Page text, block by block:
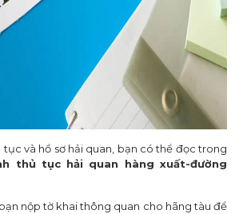
và hồ sơ hải quan, bạn có thể đọc trong
thủ tục hải quan hàng xuất-đường
nộp tờ khai thông quan cho hãng tàu để